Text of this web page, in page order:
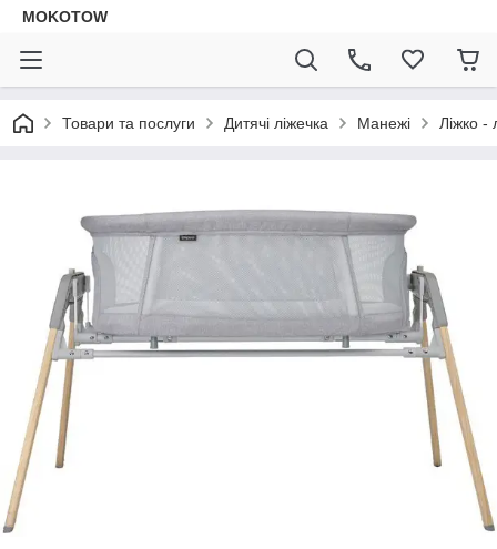
MOKOTOW
Товари та послуги Дитячі ліжечка Манежі Ліжко -